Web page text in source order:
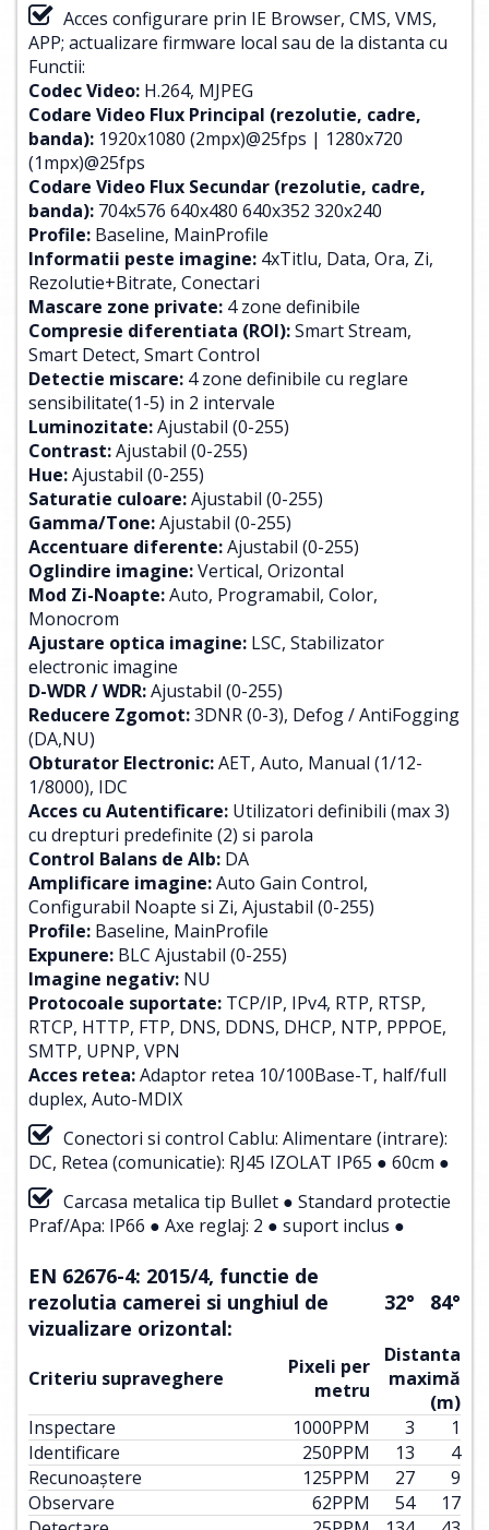
Acces configurare prin IE Browser, CMS, VMS,
APP; actualizare firmware local sau de la distanta cu
Functii:
Codec Video: H.264, MJPEG
Codare Video Flux Principal (rezolutie, cadre,
banda): 1920x1080 (2mpx)@25fps | 1280x720
(1mpx)@25fps
Codare Video Flux Secundar (rezolutie, cadre,
banda): 704x576 640x480 640x352 320x240
Profile: Baseline, MainProfile
Informatii peste imagine: 4xTitlu, Data, Ora, Zi,
Rezolutie+Bitrate, Conectari
Mascare zone private: 4 zone definibile
Compresie diferentiata (ROI):Smart Stream,
Smart Detect, Smart Control
Detectie miscare: 4 zone definibile cu reglare
sensibilitate(1-5) in 2 intervale
Luminozitate:Ajustabil (0-255)
Contrast:Ajustabil (0-255)
Hue:Ajustabil (0-255)
Saturatie culoare:Ajustabil (0-255)
Gamma/Tone:Ajustabil (0-255)
Accentuare diferente:Ajustabil (0-255)
Oglindire imagine:Vertical, Orizontal
Mod Zi-Noapte:Auto, Programabil, Color,
Monocrom
Ajustare optica imagine: LSC, Stabilizator
electronic imagine
D-WDR / WDR:Ajustabil (0-255)
Reducere Zgomot:3DNR (0-3), Defog / AntiFogging
(DA,NU)
Obturator Electronic:AET, Auto, Manual (1/12-
1/8000), IDC
Acces cu Autentificare: Utilizatori definibili (max 3)
cu drepturi predefinite (2) si parola
Control Balans de Alb: DA
Amplificare imagine:Auto Gain Control,
Configurabil Noapte si Zi, Ajustabil (0-255)
Profile: Baseline, MainProfile
Expunere: BLC Ajustabil (0-255)
Imagine negativ: NU
Protocoale suportate: TCP/IP, IPv4, RTP, RTSP,
RTCP, HTTP, FTP, DNS, DDNS, DHCP, NTP, PPPOE,
SMTP, UPNP, VPN
Acces retea:Adaptor retea 10/100Base-T, half/full
duplex, Auto-MDIX
Conectori si control Cablu: Alimentare (intrare):
DC, Retea (comunicatie): RJ45 IZOLAT IP65 ● 60cm ●
Carcasa metalica tip Bullet ● Standard protectie
Praf/Apa: IP66 ● Axe reglaj: 2 ● suport inclus ●
EN 62676-4: 2015/4, functie de
rezolutia camerei si unghiul de
vizualizare orizontal:
32° 84°
Criteriu supraveghere
Pixeli per
metru
Distanta
maximă
(m)
Inspectare
1000PPM 3
1
Identificare
250PPM 13
4
Recunoaștere
125PPM 27
9
Observare
62PPM 54
17